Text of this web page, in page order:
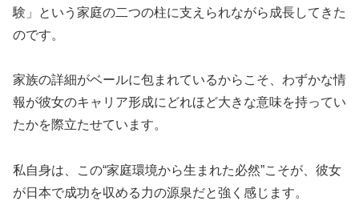
験」という家庭の二つの柱に支えられながら成長してきた
のです。
家族の詳細がベールに包まれているからこそ、わずかな情
報が彼女のキャリア形成にどれほど大きな意味を持ってい
たかを際立たせています。
私自身は、この“家庭環境から生まれた必然”こそが、彼女
が日本で成功を収める力の源泉だと強く感じます。